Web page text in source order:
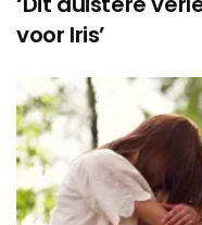
voor Iris’